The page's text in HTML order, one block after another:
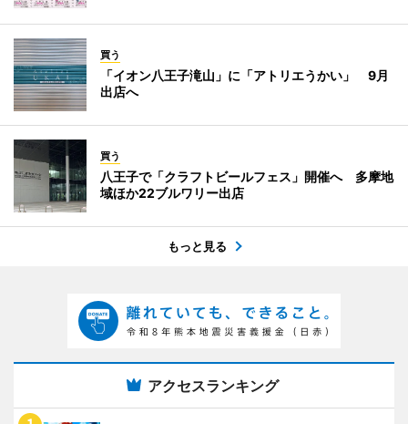
買う
「イオン八王子滝山」に「アトリエうかい」 9月
出店へ
買う
八王子で「クラフトビールフェス」開催へ 多摩地
域ほか22ブルワリー出店
もっと見る
アクセスランキング